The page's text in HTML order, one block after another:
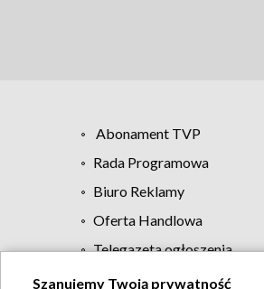
Abonament TVP
Rada Programowa
Biuro Reklamy
Oferta Handlowa
Telegazeta ogłoszenia
Szanujemy Twoją prywatność